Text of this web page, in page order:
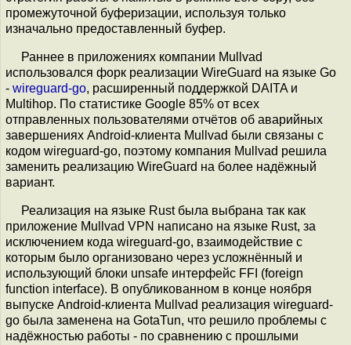
промежуточной буферизации, используя только
изначально предоставленный буфер.
Раннее в приложениях компании Mullvad
использовался форк реализации WireGuard на языке Go
- wireguard-go, расширенный поддержкой DAITA и
Multihop. По статистике Google 85% от всех
отправленных пользователями отчётов об аварийных
завершениях Android-клиента Mullvad были связаны с
кодом wireguard-go, поэтому компания Mullvad решила
заменить реализацию WireGuard на более надёжный
вариант.
Реализация на языке Rust была выбрана так как
приложение Mullvad VPN написано на языке Rust, за
исключением кода wireguard-go, взаимодействие с
которым было организовано через усложнённый и
использующий блоки unsafe интерфейс FFI (foreign
function interface). В опубликованном в конце ноября
выпуске Android-клиента Mullvad реализация wireguard-
go была заменена на GotaTun, что решило проблемы с
надёжностью работы - по сравнению с прошлыми